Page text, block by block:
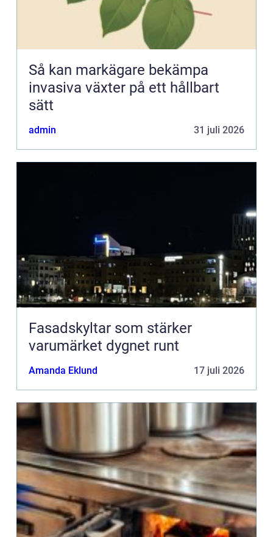
Så kan markägare bekämpa
invasiva växter på ett hållbart
sätt
admin 31 juli 2026
Fasadskyltar som stärker
varumärket dygnet runt
Amanda Eklund 17 juli 2026